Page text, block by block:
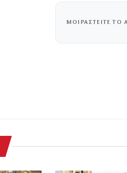
ΜΟΙΡΑΣΤΕΙΤΕ ΤΟ